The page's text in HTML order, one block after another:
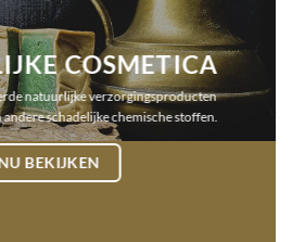
COSMETICA
natuurlijke verzorgingsproducten
schadelijke chemische stoffen.
BEKIJKEN